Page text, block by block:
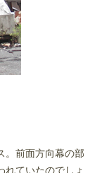
。前面方向幕の部
れていたのでしょ